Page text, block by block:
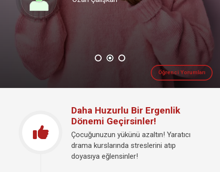
Öğrenci Yorumları
Daha Huzurlu Bir Ergenlik
Dönemi Geçirsinler!
Çocuğunuzun yükünü azaltın! Yaratıcı
drama kurslarında streslerini atıp
doyasıya eğlensinler!